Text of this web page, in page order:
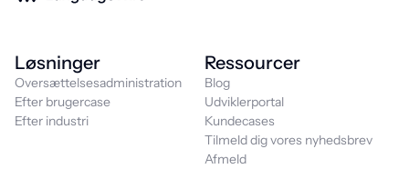
Løsninger
Oversættelsesadministration
Efter brugercase
Efter industri
Ressourcer
Blog
Udviklerportal
Kundecases
Tilmeld dig vores nyhedsbrev
Afmeld